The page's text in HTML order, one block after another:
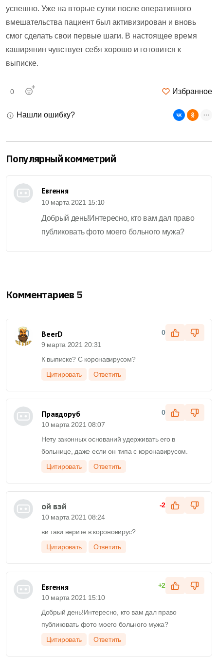
успешно. Уже на вторые сутки после оперативного
вмешательства пациент был активизирован и вновь
смог сделать свои первые шаги. В настоящее время
каширянин чувствует себя хорошо и готовится к
выписке.
0 Избранное
Нашли ошибку?
Популярный комметрий
Евгения
10 марта 2021 15:10
Добрый день!Интересно, кто вам дал право
публиковать фото моего больного мужа?
Комментариев 5
BeerD
9 марта 2021 20:31
0
К выписке? С коронавирусом?
Цитировать
Ответить
Правдоруб
10 марта 2021 08:07
0
Нету законных оснований удерживать его в
больнице, даже если он типа с коронавирусом.
Цитировать
Ответить
ой вэй
10 марта 2021 08:24
-2
ви таки верите в короновирус?
Цитировать
Ответить
Евгения
10 марта 2021 15:10
+2
Добрый день!Интересно, кто вам дал право
публиковать фото моего больного мужа?
Цитировать
Ответить